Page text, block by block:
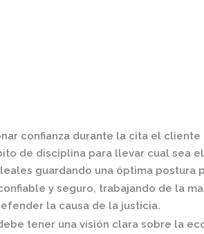
confianza durante la cita el
de disciplina para llevar cual sea
guardando una óptima postura
y seguro, trabajando de la
la causa de la justicia.
tener una visión clara sobre la